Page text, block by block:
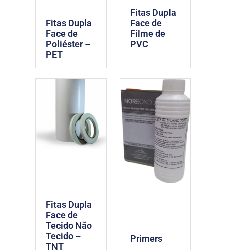
Fitas Dupla
Face de
Poliéster –
PET
Fitas Dupla
Face de
Filme de
PVC
Fitas Dupla
Face de
Tecido Não
Tecido –
TNT
Primers